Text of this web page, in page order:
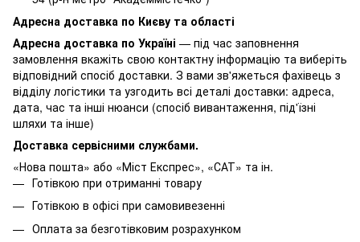
Адресна доставка по Києву та області
Адресна доставка по Україні — під час заповнення
замовлення вкажіть свою контактну інформацію та виберіть
відповідний спосіб доставки. З вами зв'яжеться фахівець з
відділу логістики та узгодить всі деталі доставки: адреса,
дата, час та інші нюанси (спосіб вивантаження, під'їзні
шляхи та інше)
Доставка сервісними службами.
«Нова пошта» або «Міст Експрес», «САТ» та ін.
Готівкою при отриманні товару
Готівкою в офісі при самовивезенні
Оплата за безготівковим розрахунком